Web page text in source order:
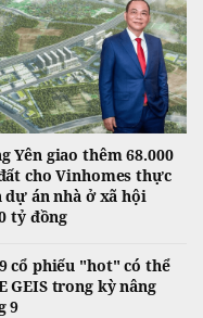
Yên giao thêm 68.000
cho Vinhomes thực
dự án nhà ở xã hội
tỷ đồng
cổ phiếu "hot" có thể
GEIS trong kỳ nâng
9